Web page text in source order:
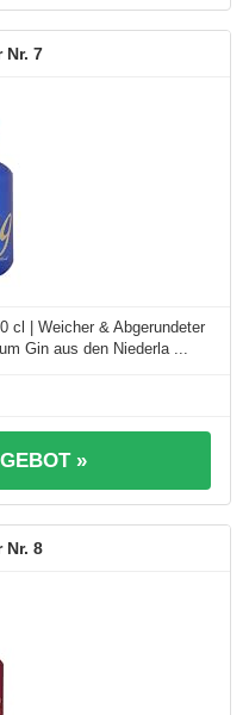
7
cl | Weicher & Abgerundeter
Gin aus den Niederla ...
»
8